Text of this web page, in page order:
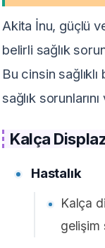
Akita İnu, güçlü
belirli sağlık
Bu cinsin
sağlık
Kalça
Hastalık
Kalça
gelişim